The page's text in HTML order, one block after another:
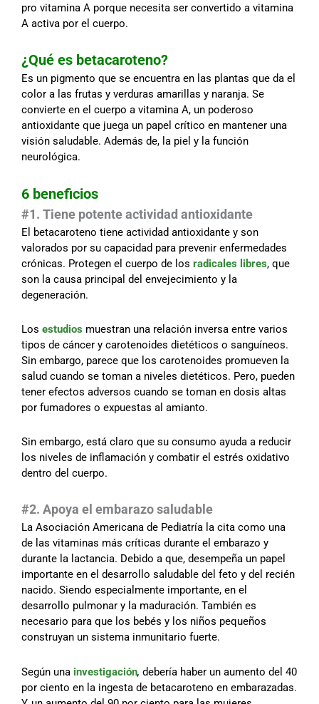
pro vitamina A porque necesita ser convertido a vitamina
A activa por el cuerpo.
¿Qué es betacaroteno?
Es un pigmento que se encuentra en las plantas que da el
color a las frutas y verduras amarillas y naranja. Se
convierte en el cuerpo a vitamina A, un poderoso
antioxidante que juega un papel crítico en mantener una
visión saludable. Además de, la piel y la función
neurológica.
6 beneficios
#1. Tiene potente actividad antioxidante
El betacaroteno tiene actividad antioxidante y son
valorados por su capacidad para prevenir enfermedades
crónicas. Protegen el cuerpo de los radicales libres, que
son la causa principal del envejecimiento y la
degeneración.
Los estudios muestran una relación inversa entre varios
tipos de cáncer y carotenoides dietéticos o sanguíneos.
Sin embargo, parece que los carotenoides promueven la
salud cuando se toman a niveles dietéticos. Pero, pueden
tener efectos adversos cuando se toman en dosis altas
por fumadores o expuestas al amianto.
Sin embargo, está claro que su consumo ayuda a reducir
los niveles de inflamación y combatir el estrés oxidativo
dentro del cuerpo.
#2. Apoya el embarazo saludable
La Asociación Americana de Pediatría la cita como una
de las vitaminas más críticas durante el embarazo y
durante la lactancia. Debido a que, desempeña un papel
importante en el desarrollo saludable del feto y del recién
nacido. Siendo especialmente importante, en el
desarrollo pulmonar y la maduración. También es
necesario para que los bebés y los niños pequeños
construyan un sistema inmunitario fuerte.
Según una investigación, debería haber un aumento del 40
por ciento en la ingesta de betacaroteno en embarazadas.